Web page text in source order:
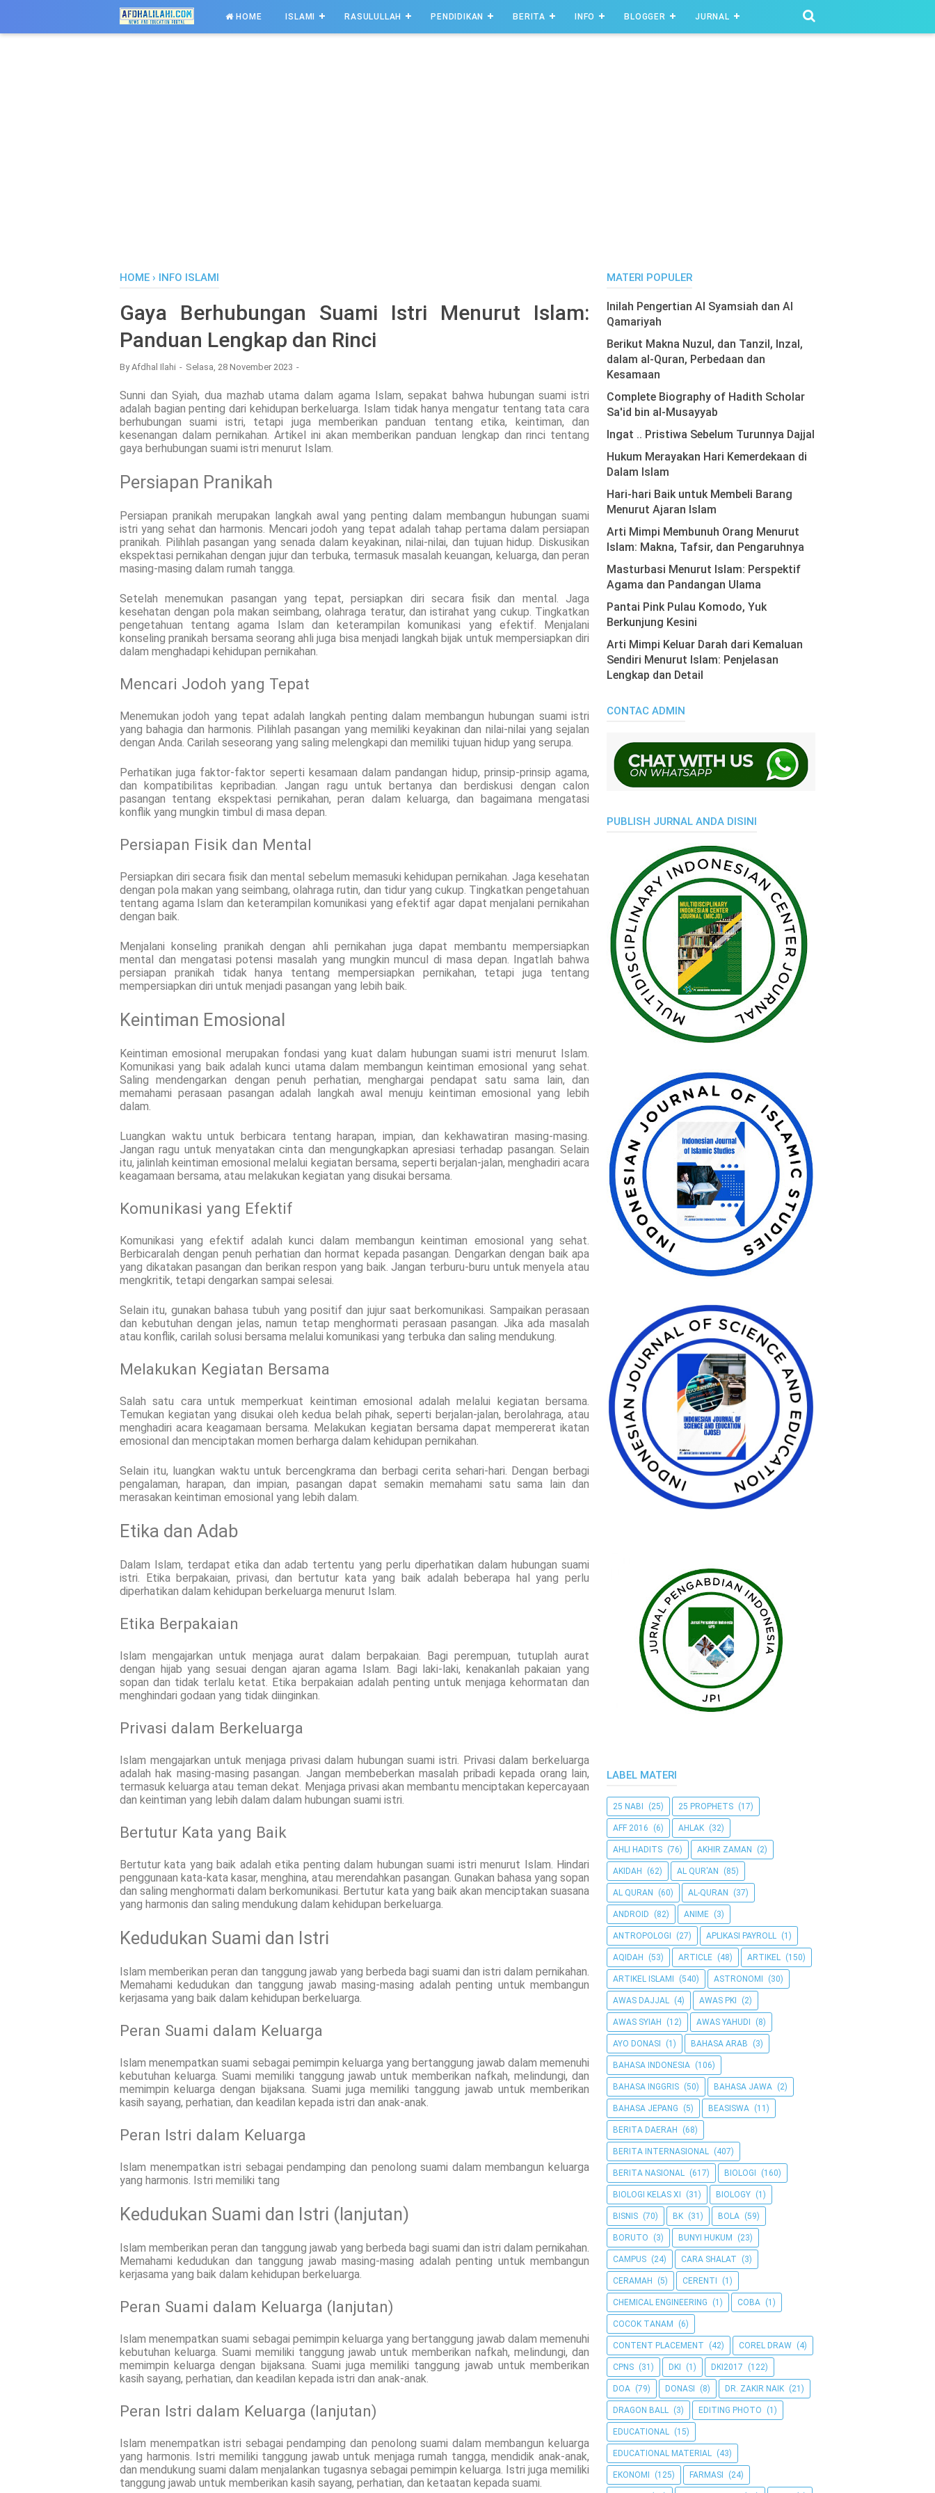
HOME ISLAMI RASULULLAH PENDIDIKAN BERITA INFO BLOGGER JURNAL
HOME › INFO ISLAMI
Gaya Berhubungan Suami Istri Menurut Islam:
Panduan Lengkap dan Rinci
ByAfdhal Ilahi Selasa, 28 November 2023
Sunni dan Syiah, dua mazhab utama dalam agama Islam, sepakat bahwa hubungan suami istri
adalah bagian penting dari kehidupan berkeluarga. Islam tidak hanya mengatur tentang tata cara
berhubungan suami istri, tetapi juga memberikan panduan tentang etika, keintiman, dan
kesenangan dalam pernikahan. Artikel ini akan memberikan panduan lengkap dan rinci tentang
gaya berhubungan suami istri menurut Islam.
Persiapan Pranikah
Persiapan pranikah merupakan langkah awal yang penting dalam membangun hubungan suami
istri yang sehat dan harmonis. Mencari jodoh yang tepat adalah tahap pertama dalam persiapan
pranikah. Pilihlah pasangan yang senada dalam keyakinan, nilai-nilai, dan tujuan hidup. Diskusikan
ekspektasi pernikahan dengan jujur dan terbuka, termasuk masalah keuangan, keluarga, dan peran
masing-masing dalam rumah tangga.
Setelah menemukan pasangan yang tepat, persiapkan diri secara fisik dan mental. Jaga
kesehatan dengan pola makan seimbang, olahraga teratur, dan istirahat yang cukup. Tingkatkan
pengetahuan tentang agama Islam dan keterampilan komunikasi yang efektif. Menjalani
konseling pranikah bersama seorang ahli juga bisa menjadi langkah bijak untuk mempersiapkan diri
dalam menghadapi kehidupan pernikahan.
Mencari Jodoh yang Tepat
Menemukan jodoh yang tepat adalah langkah penting dalam membangun hubungan suami istri
yang bahagia dan harmonis. Pilihlah pasangan yang memiliki keyakinan dan nilai-nilai yang sejalan
dengan Anda. Carilah seseorang yang saling melengkapi dan memiliki tujuan hidup yang serupa.
Perhatikan juga faktor-faktor seperti kesamaan dalam pandangan hidup, prinsip-prinsip agama,
dan kompatibilitas kepribadian. Jangan ragu untuk bertanya dan berdiskusi dengan calon
pasangan tentang ekspektasi pernikahan, peran dalam keluarga, dan bagaimana mengatasi
konflik yang mungkin timbul di masa depan.
Persiapan Fisik dan Mental
Persiapkan diri secara fisik dan mental sebelum memasuki kehidupan pernikahan. Jaga kesehatan
dengan pola makan yang seimbang, olahraga rutin, dan tidur yang cukup. Tingkatkan pengetahuan
tentang agama Islam dan keterampilan komunikasi yang efektif agar dapat menjalani pernikahan
dengan baik.
Menjalani konseling pranikah dengan ahli pernikahan juga dapat membantu mempersiapkan
mental dan mengatasi potensi masalah yang mungkin muncul di masa depan. Ingatlah bahwa
persiapan pranikah tidak hanya tentang mempersiapkan pernikahan, tetapi juga tentang
mempersiapkan diri untuk menjadi pasangan yang lebih baik.
Keintiman Emosional
Keintiman emosional merupakan fondasi yang kuat dalam hubungan suami istri menurut Islam.
Komunikasi yang baik adalah kunci utama dalam membangun keintiman emosional yang sehat.
Saling mendengarkan dengan penuh perhatian, menghargai pendapat satu sama lain, dan
memahami perasaan pasangan adalah langkah awal menuju keintiman emosional yang lebih
dalam.
Luangkan waktu untuk berbicara tentang harapan, impian, dan kekhawatiran masing-masing.
Jangan ragu untuk menyatakan cinta dan mengungkapkan apresiasi terhadap pasangan. Selain
itu, jalinlah keintiman emosional melalui kegiatan bersama, seperti berjalan-jalan, menghadiri acara
keagamaan bersama, atau melakukan kegiatan yang disukai bersama.
Komunikasi yang Efektif
Komunikasi yang efektif adalah kunci dalam membangun keintiman emosional yang sehat.
Berbicaralah dengan penuh perhatian dan hormat kepada pasangan. Dengarkan dengan baik apa
yang dikatakan pasangan dan berikan respon yang baik. Jangan terburu-buru untuk menyela atau
mengkritik, tetapi dengarkan sampai selesai.
Selain itu, gunakan bahasa tubuh yang positif dan jujur saat berkomunikasi. Sampaikan perasaan
dan kebutuhan dengan jelas, namun tetap menghormati perasaan pasangan. Jika ada masalah
atau konflik, carilah solusi bersama melalui komunikasi yang terbuka dan saling mendukung.
Melakukan Kegiatan Bersama
Salah satu cara untuk memperkuat keintiman emosional adalah melalui kegiatan bersama.
Temukan kegiatan yang disukai oleh kedua belah pihak, seperti berjalan-jalan, berolahraga, atau
menghadiri acara keagamaan bersama. Melakukan kegiatan bersama dapat mempererat ikatan
emosional dan menciptakan momen berharga dalam kehidupan pernikahan.
Selain itu, luangkan waktu untuk bercengkrama dan berbagi cerita sehari-hari. Dengan berbagi
pengalaman, harapan, dan impian, pasangan dapat semakin memahami satu sama lain dan
merasakan keintiman emosional yang lebih dalam.
Etika dan Adab
Dalam Islam, terdapat etika dan adab tertentu yang perlu diperhatikan dalam hubungan suami
istri. Etika berpakaian, privasi, dan bertutur kata yang baik adalah beberapa hal yang perlu
diperhatikan dalam kehidupan berkeluarga menurut Islam.
Etika Berpakaian
Islam mengajarkan untuk menjaga aurat dalam berpakaian. Bagi perempuan, tutuplah aurat
dengan hijab yang sesuai dengan ajaran agama Islam. Bagi laki-laki, kenakanlah pakaian yang
sopan dan tidak terlalu ketat. Etika berpakaian adalah penting untuk menjaga kehormatan dan
menghindari godaan yang tidak diinginkan.
Privasi dalam Berkeluarga
Islam mengajarkan untuk menjaga privasi dalam hubungan suami istri. Privasi dalam berkeluarga
adalah hak masing-masing pasangan. Jangan membeberkan masalah pribadi kepada orang lain,
termasuk keluarga atau teman dekat. Menjaga privasi akan membantu menciptakan kepercayaan
dan keintiman yang lebih dalam dalam hubungan suami istri.
Bertutur Kata yang Baik
Bertutur kata yang baik adalah etika penting dalam hubungan suami istri menurut Islam. Hindari
penggunaan kata-kata kasar, menghina, atau merendahkan pasangan. Gunakan bahasa yang sopan
dan saling menghormati dalam berkomunikasi. Bertutur kata yang baik akan menciptakan suasana
yang harmonis dan saling mendukung dalam kehidupan berkeluarga.
Kedudukan Suami dan Istri
Islam memberikan peran dan tanggung jawab yang berbeda bagi suami dan istri dalam pernikahan.
Memahami kedudukan dan tanggung jawab masing-masing adalah penting untuk membangun
kerjasama yang baik dalam kehidupan berkeluarga.
Peran Suami dalam Keluarga
Islam menempatkan suami sebagai pemimpin keluarga yang bertanggung jawab dalam memenuhi
kebutuhan keluarga. Suami memiliki tanggung jawab untuk memberikan nafkah, melindungi, dan
memimpin keluarga dengan bijaksana. Suami juga memiliki tanggung jawab untuk memberikan
kasih sayang, perhatian, dan keadilan kepada istri dan anak-anak.
Peran Istri dalam Keluarga
Islam menempatkan istri sebagai pendamping dan penolong suami dalam membangun keluarga
yang harmonis. Istri memiliki tang
Kedudukan Suami dan Istri (lanjutan)
Islam memberikan peran dan tanggung jawab yang berbeda bagi suami dan istri dalam pernikahan.
Memahami kedudukan dan tanggung jawab masing-masing adalah penting untuk membangun
kerjasama yang baik dalam kehidupan berkeluarga.
Peran Suami dalam Keluarga (lanjutan)
Islam menempatkan suami sebagai pemimpin keluarga yang bertanggung jawab dalam memenuhi
kebutuhan keluarga. Suami memiliki tanggung jawab untuk memberikan nafkah, melindungi, dan
memimpin keluarga dengan bijaksana. Suami juga memiliki tanggung jawab untuk memberikan
kasih sayang, perhatian, dan keadilan kepada istri dan anak-anak.
Peran Istri dalam Keluarga (lanjutan)
Islam menempatkan istri sebagai pendamping dan penolong suami dalam membangun keluarga
yang harmonis. Istri memiliki tanggung jawab untuk menjaga rumah tangga, mendidik anak-anak,
dan mendukung suami dalam menjalankan tugasnya sebagai pemimpin keluarga. Istri juga memiliki
tanggung jawab untuk memberikan kasih sayang, perhatian, dan ketaatan kepada suami.
MATERI POPULER
Inilah Pengertian Al Syamsiah dan Al
Qamariyah
Berikut Makna Nuzul, dan Tanzil, Inzal,
dalam al-Quran, Perbedaan dan
Kesamaan
Complete Biography of Hadith Scholar
Sa'id bin al-Musayyab
Ingat .. Pristiwa Sebelum Turunnya Dajjal
Hukum Merayakan Hari Kemerdekaan di
Dalam Islam
Hari-hari Baik untuk Membeli Barang
Menurut Ajaran Islam
Arti Mimpi Membunuh Orang Menurut
Islam: Makna, Tafsir, dan Pengaruhnya
Masturbasi Menurut Islam: Perspektif
Agama dan Pandangan Ulama
Pantai Pink Pulau Komodo, Yuk
Berkunjung Kesini
Arti Mimpi Keluar Darah dari Kemaluan
Sendiri Menurut Islam: Penjelasan
Lengkap dan Detail
CONTAC ADMIN
PUBLISH JURNAL ANDA DISINI
LABEL MATERI
25 NABI (25) 25 PROPHETS (17)
AFF 2016 (6) AHLAK (32)
AHLI HADITS (76) AKHIR ZAMAN (2)
AKIDAH (62) AL QUR'AN (85)
AL QURAN (60) AL-QURAN (37)
ANDROID (82) ANIME (3)
ANTROPOLOGI (27) APLIKASI PAYROLL (1)
AQIDAH (53) ARTICLE (48) ARTIKEL (150)
ARTIKEL ISLAMI (540) ASTRONOMI (30)
AWAS DAJJAL (4) AWAS PKI (2)
AWAS SYIAH (12) AWAS YAHUDI (8)
AYO DONASI (1) BAHASA ARAB (3)
BAHASA INDONESIA (106)
BAHASA INGGRIS (50) BAHASA JAWA (2)
BAHASA JEPANG (5) BEASISWA (11)
BERITA DAERAH (68)
BERITA INTERNASIONAL (407)
BERITA NASIONAL (617) BIOLOGI (160)
BIOLOGI KELAS XI (31) BIOLOGY (1)
BISNIS (70) BK (31) BOLA (59)
BORUTO (3) BUNYI HUKUM (23)
CAMPUS (24) CARA SHALAT (3)
CERAMAH (5) CERENTI (1)
CHEMICAL ENGINEERING (1) COBA (1)
COCOK TANAM (6)
CONTENT PLACEMENT (42) COREL DRAW (4)
CPNS (31) DKI (1) DKI2017 (122)
DOA (79) DONASI (8) DR. ZAKIR NAIK (21)
DRAGON BALL (3) EDITING PHOTO (1)
EDUCATIONAL (15)
EDUCATIONAL MATERIAL (43)
EKONOMI (125) FARMASI (24)